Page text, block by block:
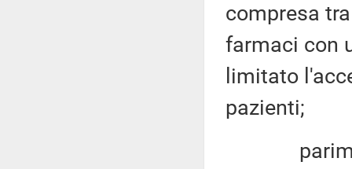
compresa
farmaci con
limitato
pazienti;
parimenti,